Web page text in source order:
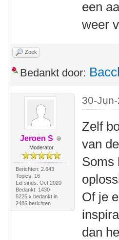
een
weer
Zoek
Bedankt door:
Jeroen S
Moderator
Berichten: 2.643
Topics: 16
Lid sinds: Oct 2020
Bedankt: 1430
5225 x bedankt in
2486 berichten
30-
Zelf
van
Soms
Of je
dan